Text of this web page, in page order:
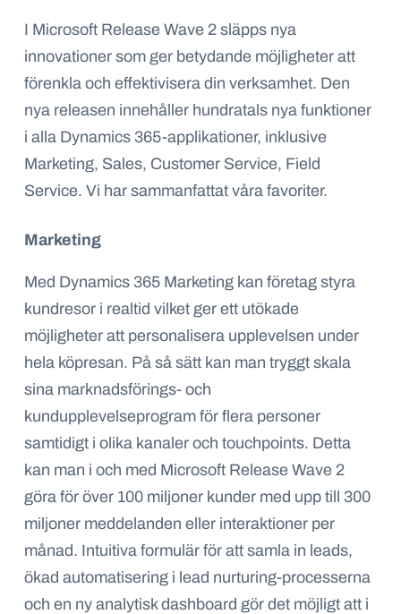
I Microsoft Release Wave 2 släpps nya
innovationer som ger betydande möjligheter att
förenkla och effektivisera din verksamhet. Den
nya releasen innehåller hundratals nya funktioner
i alla Dynamics 365-applikationer, inklusive
Marketing, Sales, Customer Service, Field
Service. Vi har sammanfattat våra favoriter.
Marketing
Med Dynamics 365 Marketing kan företag styra
kundresor i realtid vilket ger ett utökade
möjligheter att personalisera upplevelsen under
hela köpresan. På så sätt kan man tryggt skala
sina marknadsförings- och
kundupplevelseprogram för flera personer
samtidigt i olika kanaler och touchpoints. Detta
kan man i och med Microsoft Release Wave 2
göra för över 100 miljoner kunder med upp till 300
miljoner meddelanden eller interaktioner per
månad. Intuitiva formulär för att samla in leads,
ökad automatisering i lead nurturing-processerna
och en ny analytisk dashboard gör det möjligt att i